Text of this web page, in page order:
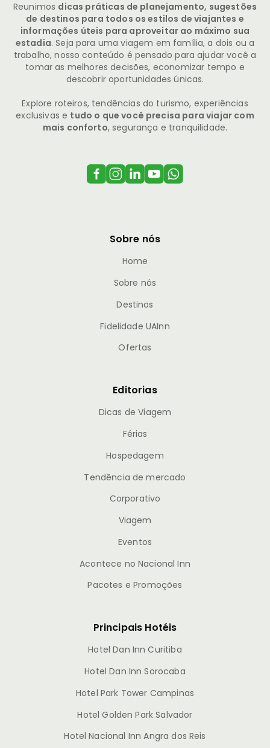
Reunimos dicas práticas de planejamento, sugestões
de destinos para todos os estilos de viajantes e
informações úteis para aproveitar ao máximo sua
estadia. Seja para uma viagem em família, a dois ou a
trabalho, nosso conteúdo é pensado para ajudar você a
tomar as melhores decisões, economizar tempo e
descobrir oportunidades únicas.
Explore roteiros, tendências do turismo, experiências
exclusivas e tudo o que você precisa para viajar com
mais conforto, segurança e tranquilidade.
Sobre nós
Home
Sobre nós
Destinos
Fidelidade UAInn
Ofertas
Editorias
Dicas de Viagem
Férias
Hospedagem
Tendência de mercado
Corporativo
Viagem
Eventos
Acontece no Nacional Inn
Pacotes e Promoções
Principais Hotéis
Hotel Dan Inn Curitiba
Hotel Dan Inn Sorocaba
Hotel Park Tower Campinas
Hotel Golden Park Salvador
Hotel Nacional Inn Angra dos Reis